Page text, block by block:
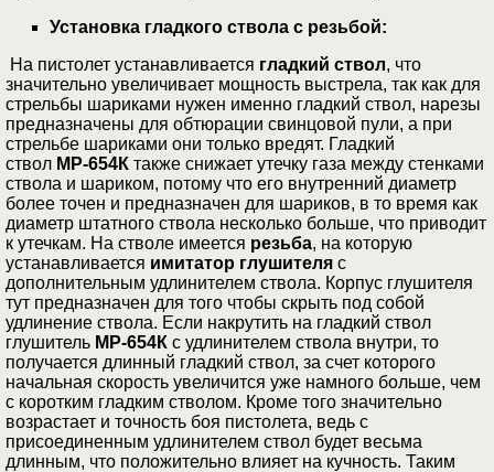
Установка гладкого ствола с резьбой:
На пистолет устанавливается гладкий ствол, что
значительно увеличивает мощность выстрела, так как для
стрельбы шариками нужен именно гладкий ствол, нарезы
предназначены для обтюрации свинцовой пули, а при
стрельбе шариками они только вредят. Гладкий
ствол МР-654К также снижает утечку газа между стенками
ствола и шариком, потому что его внутренний диаметр
более точен и предназначен для шариков, в то время как
диаметр штатного ствола несколько больше, что приводит
к утечкам. На стволе имеется резьба, на которую
устанавливается имитатор глушителя с
дополнительным удлинителем ствола. Корпус глушителя
тут предназначен для того чтобы скрыть под собой
удлинение ствола. Если накрутить на гладкий ствол
глушитель МР-654К с удлинителем ствола внутри, то
получается длинный гладкий ствол, за счет которого
начальная скорость увеличится уже намного больше, чем
с коротким гладким стволом. Кроме того значительно
возрастает и точность боя пистолета, ведь с
присоединенным удлинителем ствол будет весьма
длинным, что положительно влияет на кучность. Таким